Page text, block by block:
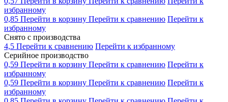
избранному
0,85 Перейти в корзину Перейти к сравнению Перейти к
избранному
Снято с производства
4,5 Перейти к сравнению Перейти к избранному
Серийное производство
0,59 Перейти в корзину Перейти к сравнению Перейти к
избранному
0,59 Перейти в корзину Перейти к сравнению Перейти к
избранному